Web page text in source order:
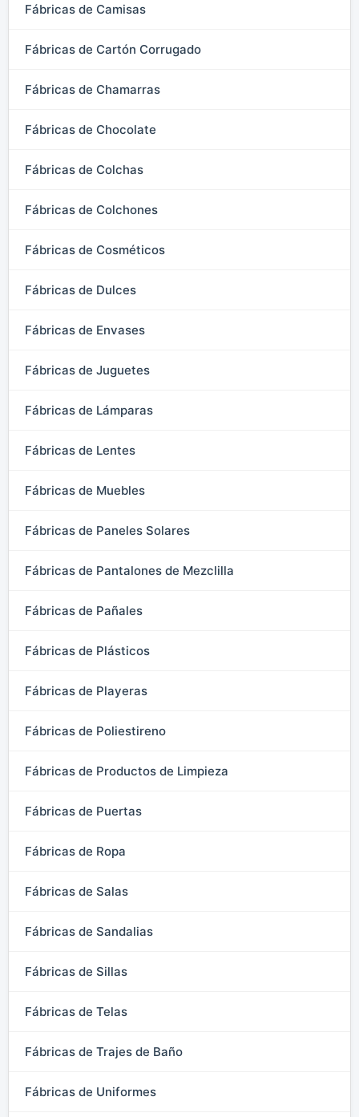
Fábricas de Camisas
Fábricas de Cartón Corrugado
Fábricas de Chamarras
Fábricas de Chocolate
Fábricas de Colchas
Fábricas de Colchones
Fábricas de Cosméticos
Fábricas de Dulces
Fábricas de Envases
Fábricas de Juguetes
Fábricas de Lámparas
Fábricas de Lentes
Fábricas de Muebles
Fábricas de Paneles Solares
Fábricas de Pantalones de Mezclilla
Fábricas de Pañales
Fábricas de Plásticos
Fábricas de Playeras
Fábricas de Poliestireno
Fábricas de Productos de Limpieza
Fábricas de Puertas
Fábricas de Ropa
Fábricas de Salas
Fábricas de Sandalias
Fábricas de Sillas
Fábricas de Telas
Fábricas de Trajes de Baño
Fábricas de Uniformes